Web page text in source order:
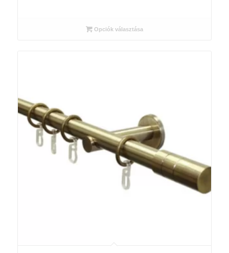
-
Opciók választása